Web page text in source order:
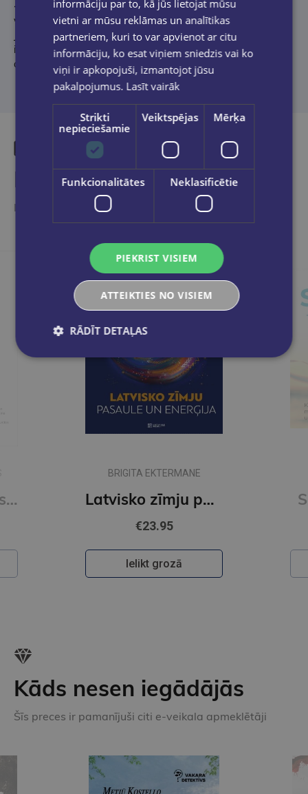
- ar ģimeni:noskaidrot, kurš ģimenē ir konkrētā latviešu
valodas temata eksperts.
Ja spēlējat klasē vai ģimenē, piešķiriet punktus par katru pareizi
izvērtētu apgalvojumu, izdomājiet uzvarētāja apbalvošanas
ceremoniju.
Līdzīgas preces
Ieskaties, varbūt noder
Ķermenis atceras. Smadzenes, prāts un ķermenis traumu dziedināšanas procesā
BRIGITA EKTERMANE
Latvisko zīmju pasaule un enerģija
€23.95
Ielikt grozā
Kāds nesen iegādājās
Šīs preces ir pamanījuši citi e-veikala apmeklētāji
informāciju par to, kā jūs lietojat mūsu
vietni ar mūsu reklāmas un analītikas
partneriem, kuri to var apvienot ar citu
informāciju, ko esat viņiem sniedzis vai ko
viņi ir apkopojuši, izmantojot jūsu
pakalpojumus. Lasīt vairāk
Strikti
nepieciešamie
Veiktspējas Mērķa
Funkcionalitātes Neklasificētie
PIEKRIST VISIEM
ATTEIKTIES NO VISIEM
RĀDĪT DETAĻAS